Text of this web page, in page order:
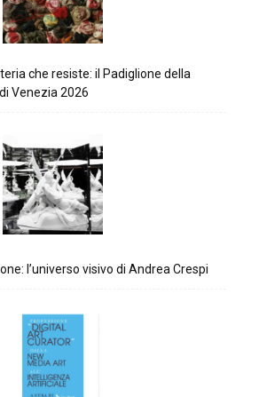
che resiste: il Padiglione della
Venezia 2026
l’universo visivo di Andrea Crespi